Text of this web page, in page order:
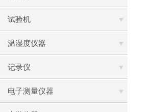
试验机
温湿度仪器
记录仪
电子测量仪器